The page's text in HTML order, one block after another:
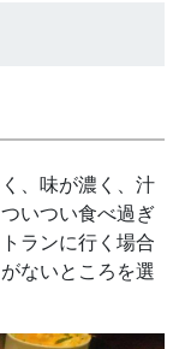
、味が濃く、汁
いつい食べ過ぎ
ランに行く場合
ないところを選